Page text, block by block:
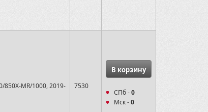
850X-MR/1000, 2019- 7530
В корзину
СПб -0
Мск -0